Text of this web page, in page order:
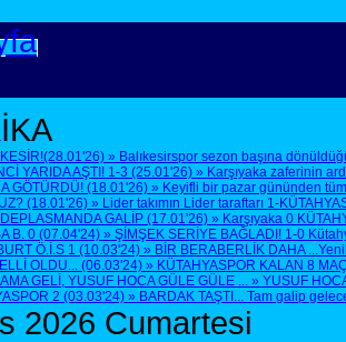
» Balıkesirspor sezon başına
YARIDA AŞTI! 1-3 (25.01'26) » Karşıyaka zaferinin
GÖTÜRDÜ! (18.01'26) » Keyifli bir pazar gününden
(18.01'26) » Lider takımın Lider taraftarı 1-
GALİP (17.01'26) » Karşıyaka 0
B. 0 (07.04'24) » ŞİMŞEK SERİYE BAĞLADI! 1-0
Ö.İ.S 1 (10.03'24) » BİR BERABERLİK DAHA
OLDU... (06.03'24) » KÜTAHYASPOR KALAN 8
GELİ, YUSUF HOCA GÜLE GÜLE ... » YUSUF
2 (03.03'24) » BARDAK TAŞTI... Tam galip
2026 Cumartesi